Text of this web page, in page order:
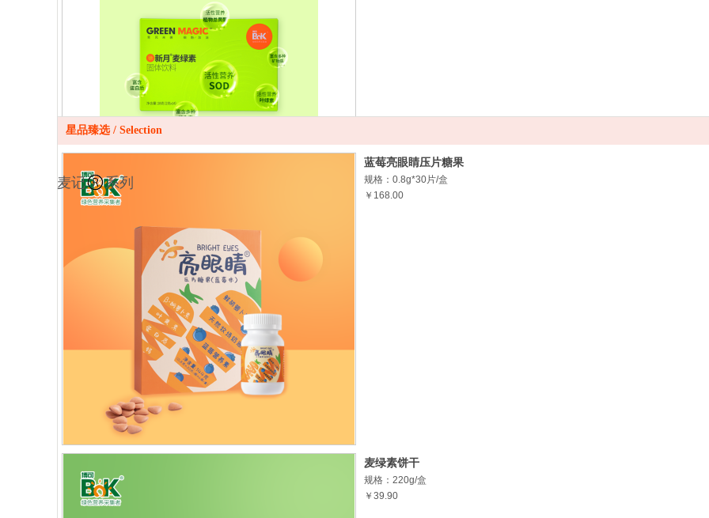
产 品 展 馆
星品臻选 / Selection
蓝莓亮眼睛压片糖果
规格：0.8g*30片/盒
￥168.00
麦绿素饼干
规格：220g/盒
￥39.90
麦记系列